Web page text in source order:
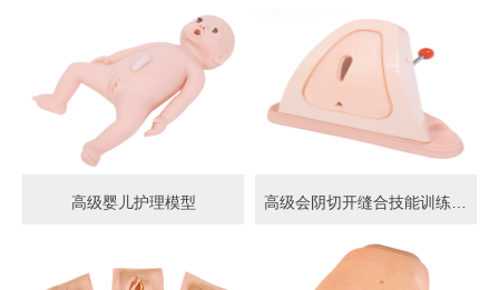
高级婴儿护理模型 高级会阴切开缝合技能训练模型